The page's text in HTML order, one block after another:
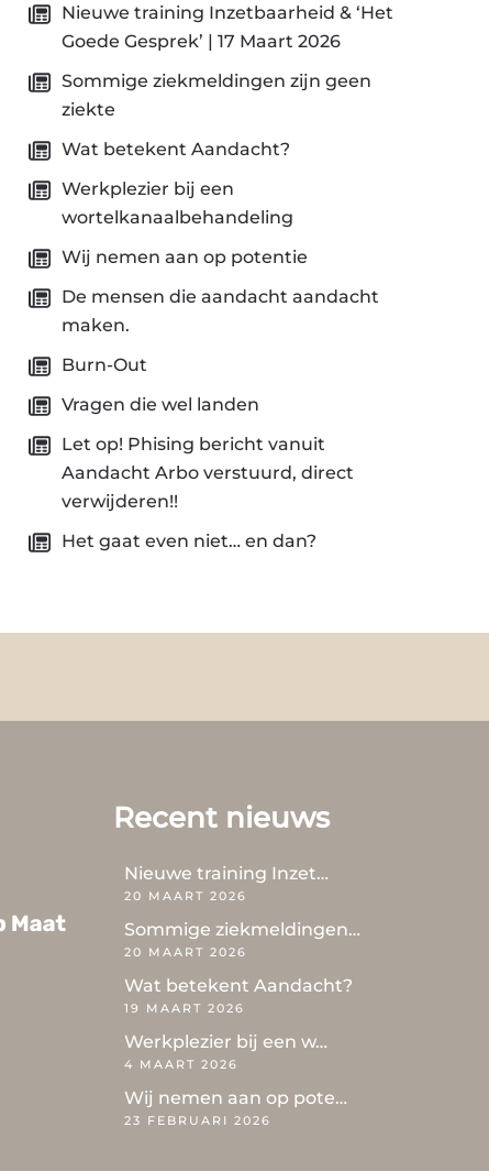
Nieuwe training Inzetbaarheid & ‘Het
Goede Gesprek’ | 17 Maart 2026
Sommige ziekmeldingen zijn geen
ziekte
Wat betekent Aandacht?
Werkplezier bij een
wortelkanaalbehandeling
Wij nemen aan op potentie
De mensen die aandacht aandacht
maken.
Burn-Out
Vragen die wel landen
Let op! Phising bericht vanuit
Aandacht Arbo verstuurd, direct
verwijderen!!
Het gaat even niet… en dan?
Recent nieuws
Nieuwe training Inzet…
20 MAART 2026
Sommige ziekmeldingen…
20 MAART 2026
Wat betekent Aandacht?
19 MAART 2026
Werkplezier bij een w…
4 MAART 2026
Wij nemen aan op pote…
23 FEBRUARI 2026